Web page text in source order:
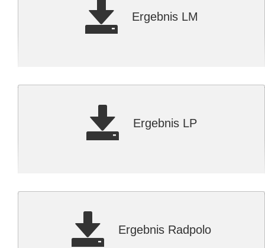
Ergebnis LM
Ergebnis LP
Ergebnis Radpolo